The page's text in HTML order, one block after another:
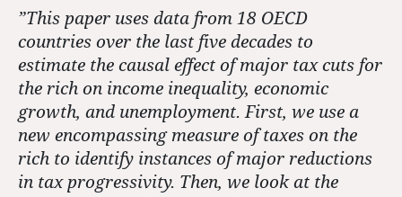
”This paper uses data from 18 OECD
countries over the last five decades to
estimate the causal effect of major tax cuts for
the rich on income inequality, economic
growth, and unemployment. First, we use a
new encompassing measure of taxes on the
rich to identify instances of major reductions
in tax progressivity. Then, we look at the